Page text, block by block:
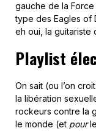
gauche de la
type des Eagles of
eh oui, la guitariste
Playlist
On sait (ou l’on
la libération
rockeurs contre la
le monde (et pour